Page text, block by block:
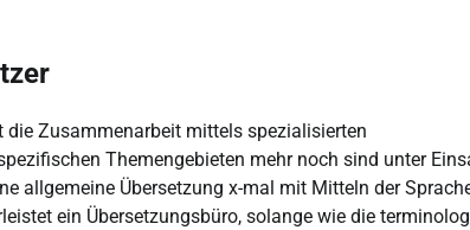
die Zusammenarbeit mittels spezialisierten
Themengebieten mehr noch sind unter
allgemeine Übersetzung x-mal mit Mitteln der
ein Übersetzungsbüro, solange wie die